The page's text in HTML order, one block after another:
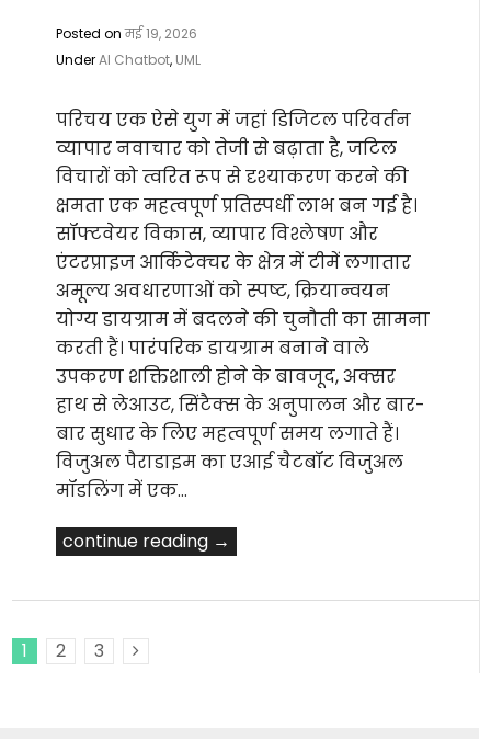
Posted onमई 19, 2026
UnderAI Chatbot, UML
परिचय एक ऐसे युग में जहां डिजिटल परिवर्तन
व्यापार नवाचार को तेजी से बढ़ाता है, जटिल
विचारों को त्वरित रूप से दृश्याकरण करने की
क्षमता एक महत्वपूर्ण प्रतिस्पर्धी लाभ बन गई है।
सॉफ्टवेयर विकास, व्यापार विश्लेषण और
एंटरप्राइज आर्किटेक्चर के क्षेत्र में टीमें लगातार
अमूल्य अवधारणाओं को स्पष्ट, क्रियान्वयन
योग्य डायग्राम में बदलने की चुनौती का सामना
करती हैं। पारंपरिक डायग्राम बनाने वाले
उपकरण शक्तिशाली होने के बावजूद, अक्सर
हाथ से लेआउट, सिंटैक्स के अनुपालन और बार-
बार सुधार के लिए महत्वपूर्ण समय लगाते हैं।
विजुअल पैराडाइम का एआई चैटबॉट विजुअल
मॉडलिंग में एक…
continue reading →
1 2
3